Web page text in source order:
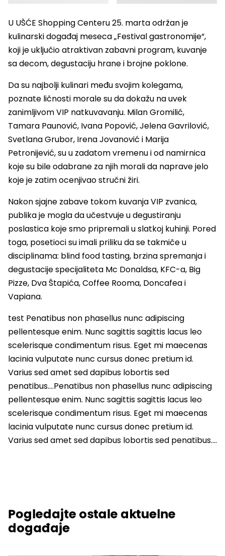
U UŠĆE Shopping Centeru 25. marta održan je
kulinarski događaj meseca „Festival gastronomije“,
koji je uključio atraktivan zabavni program, kuvanje
sa decom, degustaciju hrane i brojne poklone.
Da su najbolji kulinari među svojim kolegama,
poznate ličnosti morale su da dokažu na uvek
zanimljivom VIP natkuvavanju. Milan Gromilić,
Tamara Paunović, Ivana Popović, Jelena Gavrilović,
Svetlana Grubor, Irena Jovanović i Marija
Petronijević, su u zadatom vremenu i od namirnica
koje su bile odabrane za njih morali da naprave jelo
koje je zatim ocenjivao stručni žiri.
Nakon sjajne zabave tokom kuvanja VIP zvanica,
publika je mogla da učestvuje u degustiranju
poslastica koje smo pripremali u slatkoj kuhinji. Pored
toga, posetioci su imali priliku da se takmiče u
disciplinama: blind food tasting, brzina spremanja i
degustacije specijaliteta Mc Donaldsa, KFC-a, Big
Pizze, Dva Štapića, Coffee Rooma, Doncafea i
Vapiana.
test Penatibus non phasellus nunc adipiscing
pellentesque enim. Nunc sagittis sagittis lacus leo
scelerisque condimentum risus. Eget mi maecenas
lacinia vulputate nunc cursus donec pretium id.
Varius sed amet sed dapibus lobortis sed
penatibus….Penatibus non phasellus nunc adipiscing
pellentesque enim. Nunc sagittis sagittis lacus leo
scelerisque condimentum risus. Eget mi maecenas
lacinia vulputate nunc cursus donec pretium id.
Varius sed amet sed dapibus lobortis sed penatibus….
Pogledajte ostale aktuelne
događaje